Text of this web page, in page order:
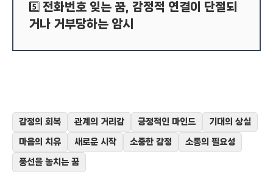
5️⃣ 전화번호 잊는 꿈, 감정적 연결이 단절되
거나 거부당하는 암시
감정의 회복 관계의 거리감 긍정적인 마인드 기대의 상실
마음의 치유 새로운 시작 소중한 감정 소통의 필요성
풍선을 놓치는 꿈